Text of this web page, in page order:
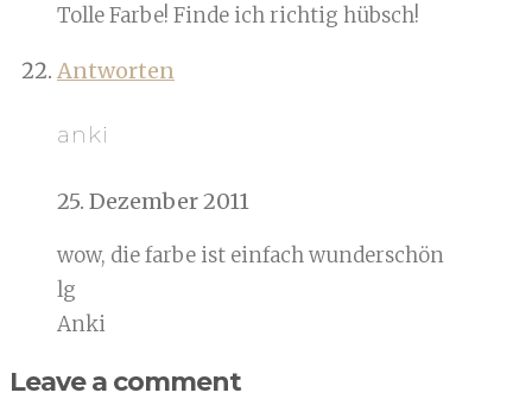
Tolle Farbe! Finde ich richtig hübsch!
Antworten
anki
25. Dezember 2011
wow, die farbe ist einfach wunderschön
lg
Anki
Leave a comment